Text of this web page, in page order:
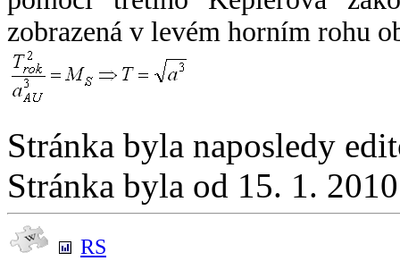
zobrazená v levém horním rohu
Stránka byla naposledy
Stránka byla od 15. 1.
RS